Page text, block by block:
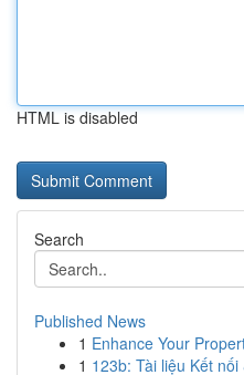
HTML is disabled
Search
Published News
1 Enhance Your
1 123b: Tài liệu Kết